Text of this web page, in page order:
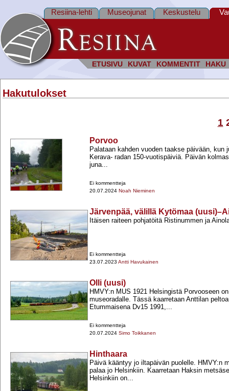
ETUSIVU KUVAT KOMMENTIT HAKU
Resiina-lehti Museojunat Keskustelu
Hakutulokset
1
Porvoo
Palataan kahden vuoden taakse päivään, kun
Kerava-​ radan 150-​vuotispäiviä. Päivän
juna...
Ei kommentteja
20.07.2024 Noah Nieminen
Järvenpää, välillä Kytömaa
Itäisen raiteen pohjatöitä Ristinummen ja
Ei kommentteja
23.07.2023 Antti Havukainen
Olli (uusi)
HMVY:n MUS 1921 Helsingistä Porvooseen
museoradalle. Tässä kaarretaan Anttilan
Etummaisena Dv15 1991,...
Ei kommentteja
20.07.2024 Simo Toikkanen
Hinthaara
Päivä kääntyy jo iltapäivän puolelle. HMVY:n
palaa jo Helsinkiin. Kaarretaan Haksin
Helsinkiin on...